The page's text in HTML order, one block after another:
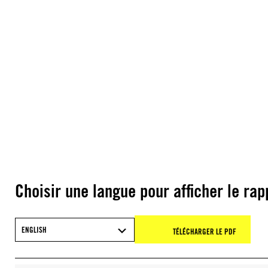
Choisir une langue pour afficher le
ENGLISH TÉLÉCHARGER LE PDF